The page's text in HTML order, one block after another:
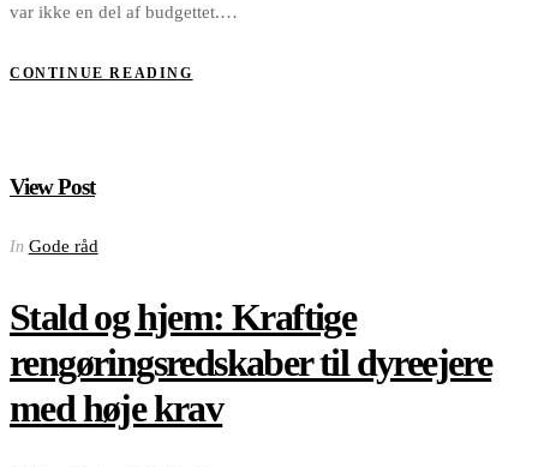
var ikke en del af budgettet.…
CONTINUE READING
View Post
In Gode råd
Stald og hjem: Kraftige
rengøringsredskaber til dyreejere
med høje krav